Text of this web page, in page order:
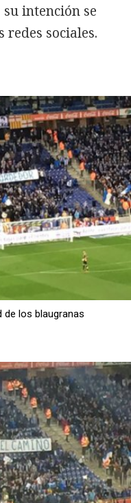
intención se
sociales.
los blaugranas